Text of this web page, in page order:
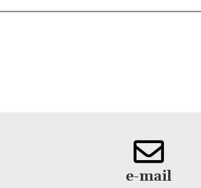
e-mail